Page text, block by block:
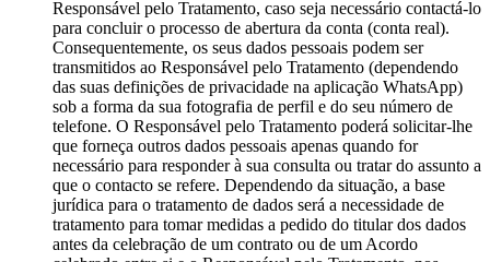
Responsável pelo Tratamento, caso seja necessário contactá-lo
para concluir o processo de abertura da conta (conta real).
Consequentemente, os seus dados pessoais podem ser
transmitidos ao Responsável pelo Tratamento (dependendo
das suas definições de privacidade na aplicação WhatsApp)
sob a forma da sua fotografia de perfil e do seu número de
telefone. O Responsável pelo Tratamento poderá solicitar-lhe
que forneça outros dados pessoais apenas quando for
necessário para responder à sua consulta ou tratar do assunto a
que o contacto se refere. Dependendo da situação, a base
jurídica para o tratamento de dados será a necessidade de
tratamento para tomar medidas a pedido do titular dos dados
antes da celebração de um contrato ou de um Acordo